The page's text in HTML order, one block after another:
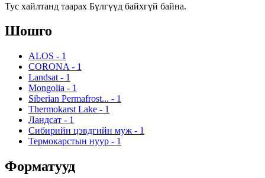
Тус хайлтанд таарах Бүлгүүд байхгүй байна.
Шошго
ALOS - 1
CORONA - 1
Landsat - 1
Mongolia - 1
Siberian Permafrost... - 1
Thermokarst Lake - 1
Ландсат - 1
Сибирийн цэвдгийн муж - 1
Термокарстын нуур - 1
Форматууд